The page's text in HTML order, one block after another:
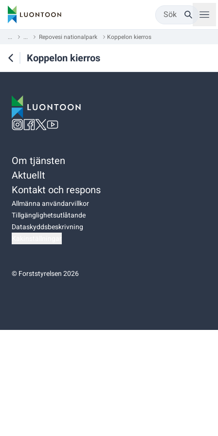
Sök
... ... Repovesi nationalpark Koppelon kierros
Koppelon kierros
Om tjänsten
Aktuellt
Kontakt och respons
Allmänna användarvillkor
Tillgänglighetsutlåtande
Dataskyddsbeskrivning
©Forststyrelsen 2026